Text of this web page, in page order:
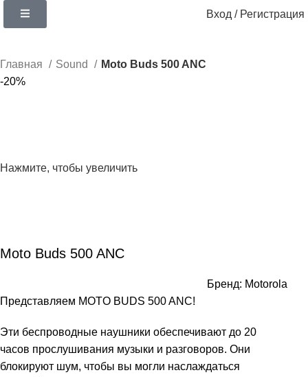
Вход / Регистрация
Главная Sound
Moto Buds 500 ANC
-20%
Нажмите, чтобы увеличить
Moto Buds 500 ANC
Бренд: Motorola
Представляем MOTO BUDS 500 ANC!
Эти беспроводные наушники обеспечивают до 20
часов прослушивания музыки и разговоров. Они
блокируют шум, чтобы вы могли наслаждаться